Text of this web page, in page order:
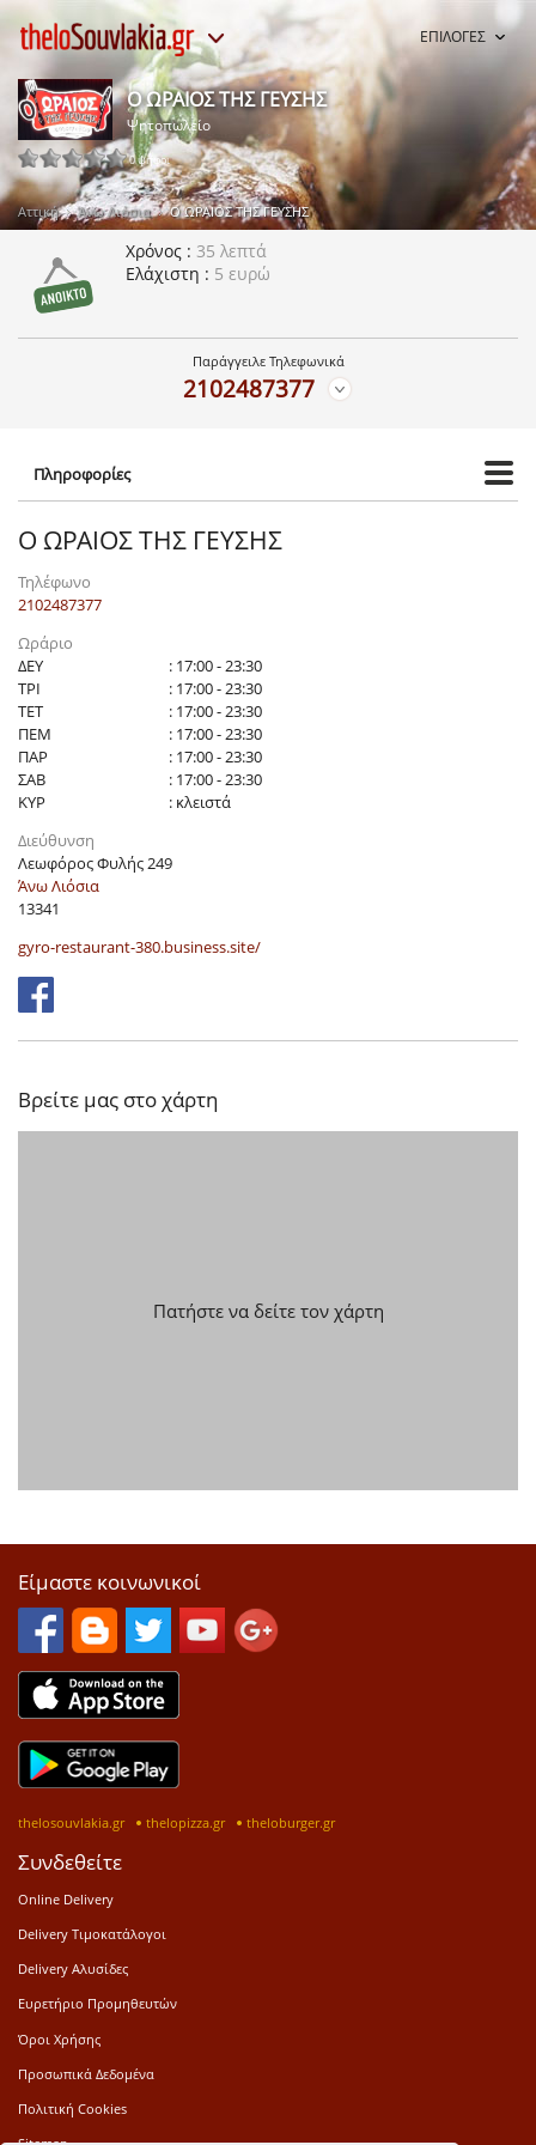
ΕΠΙΛΟΓΕΣ
Ο ΩΡΑΙΟΣ ΤΗΣ ΓΕΥΣΗΣ
Ψητοπωλείο
0 ψήφοι
Αττική Άνω Λιόσια Ο ΩΡΑΙΟΣ ΤΗΣ ΓΕΥΣΗΣ
Χρόνος
35 λεπτά
Ελάχιστη
5 ευρώ
Παράγγειλε Τηλεφωνικά
2102487377
Πληροφορίες
Ο ΩΡΑΙΟΣ ΤΗΣ ΓΕΥΣΗΣ
Τηλέφωνο
2102487377
Ωράριο
ΔΕΥ
: 17:00 - 23:30
ΤΡΙ
: 17:00 - 23:30
ΤΕΤ
: 17:00 - 23:30
ΠΕΜ
: 17:00 - 23:30
ΠΑΡ
: 17:00 - 23:30
ΣΑΒ
: 17:00 - 23:30
ΚΥΡ
: κλειστά
Διεύθυνση
Λεωφόρος Φυλής 249
Άνω Λιόσια
13341
gyro-restaurant-380.business.site/
Βρείτε μας στο χάρτη
Πατήστε να δείτε τον χάρτη
Είμαστε κοινωνικοί
thelosouvlakia.gr thelopizza.gr theloburger.gr
Συνδεθείτε
Online Delivery
Delivery Τιμοκατάλογοι
Delivery Αλυσίδες
Ευρετήριο Προμηθευτών
Όροι Χρήσης
Προσωπικά Δεδομένα
Πολιτική Cookies